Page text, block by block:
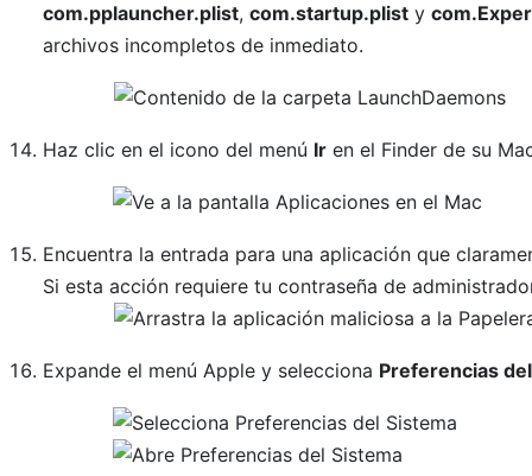
com.pplauncher.plist,com.startup.plist y
archivos incompletos de inmediato.
Haz clic en el icono del menú Ir en el Finder de su
Encuentra la entrada para una aplicación que
Si esta acción requiere tu contraseña de
Expande el menú Apple y selecciona Preferencias